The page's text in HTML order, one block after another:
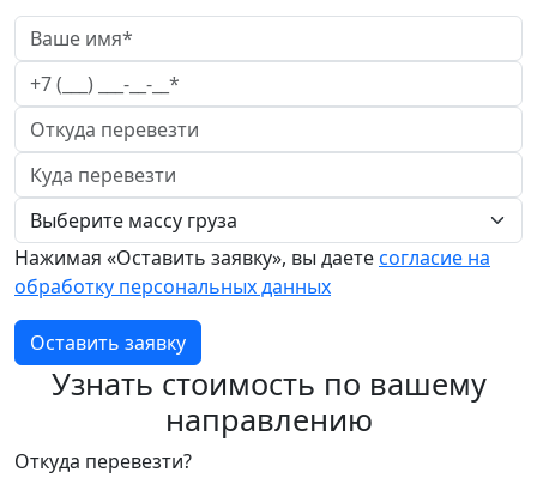
Нажимая «Оставить заявку», вы даетесогласие на
обработку персональных данных
Оставить заявку
Узнать стоимость по вашему
направлению
Откуда перевезти?